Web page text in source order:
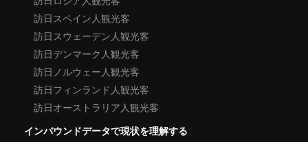
訪日スペイン人観光客
訪日スウェーデン人観光客
訪日デンマーク人観光客
訪日ノルウェー人観光客
訪日フィンランド人観光客
訪日オーストラリア人観光客
インバウンドデータで現状を理解する